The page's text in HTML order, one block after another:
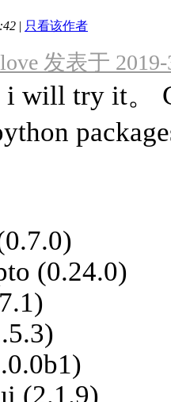
| 只看该作者
发表于
i will try it。
(0.24.0)
(2.1.9)